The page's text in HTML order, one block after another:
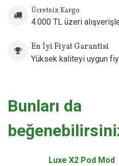
Ücretsiz Kargo
4.000 TL üzeri
En İyi Fiyat Garantisi
Yüksek kaliteyi uygun
Bunları da
Luxe X2 Pod Mod